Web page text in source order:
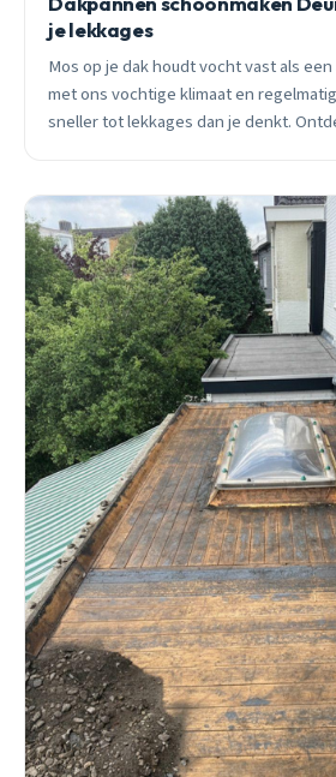
je lekkages
Mos op je dak houdt vocht vast als
met ons vochtige klimaat en
sneller tot lekkages dan je denkt.